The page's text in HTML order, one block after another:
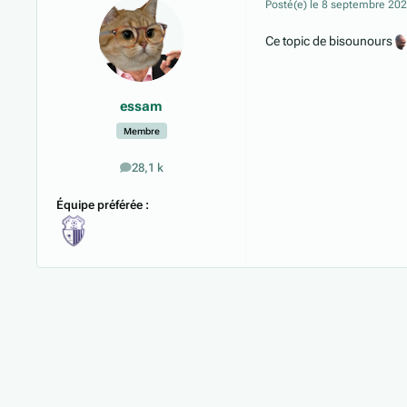
essam
Membre
28,1 k
messages
Équipe préférée :
Posté(e) le 8 septembre
Ce topic de bisounours